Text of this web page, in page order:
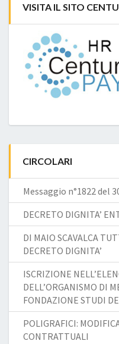
VISITA IL SITO
CIRCOLARI
Messaggio n°1822 del
DECRETO DIGNITA’
DI MAIO SCAVALCA
DECRETO DIGNITA’
ISCRIZIONE
DELL’ORGANISMO DI
FONDAZIONE STUDI
POLIGRAFICI:
CONTRATTUALI